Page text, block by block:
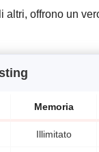
altri, offrono un
Memoria
Illimitato